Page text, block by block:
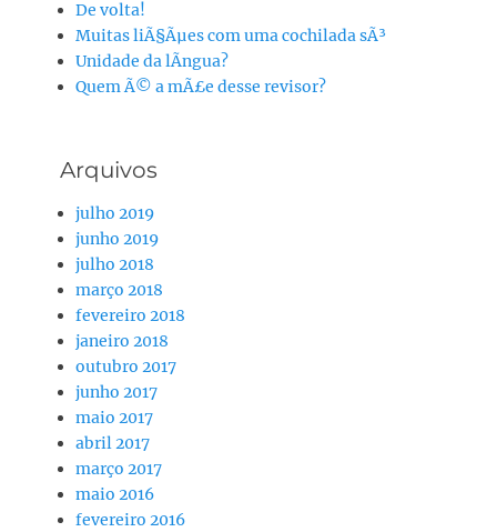
De volta!
Muitas liÃ§Ãµes com uma cochilada sÃ³
Unidade da lÃ­ngua?
Quem Ã© a mÃ£e desse revisor?
Arquivos
julho 2019
junho 2019
julho 2018
março 2018
fevereiro 2018
janeiro 2018
outubro 2017
junho 2017
maio 2017
abril 2017
março 2017
maio 2016
fevereiro 2016